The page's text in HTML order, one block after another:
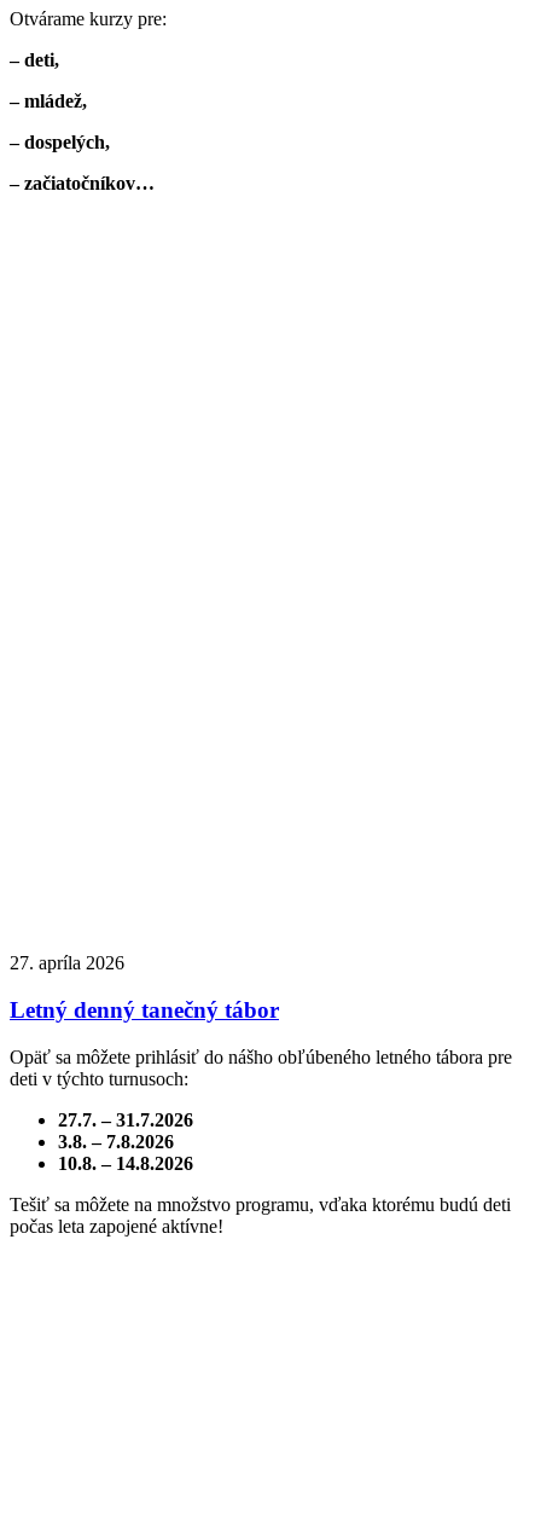
Otvárame kurzy pre:
– deti,
– mládež,
– dospelých,
– začiatočníkov…
27. apríla 2026
Letný denný tanečný tábor
Opäť sa môžete prihlásiť do nášho obľúbeného letného tábora pre
deti v týchto turnusoch:
27.7. – 31.7.2026
3.8. – 7.8.2026
10.8. – 14.8.2026
Tešiť sa môžete na množstvo programu, vďaka ktorému budú deti
počas leta zapojené aktívne!